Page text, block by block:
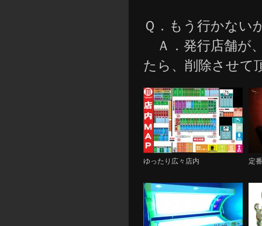
Ｑ．もう行かない
Ａ．発行店舗が
たら、削除させて
ゆったり広々店内 定